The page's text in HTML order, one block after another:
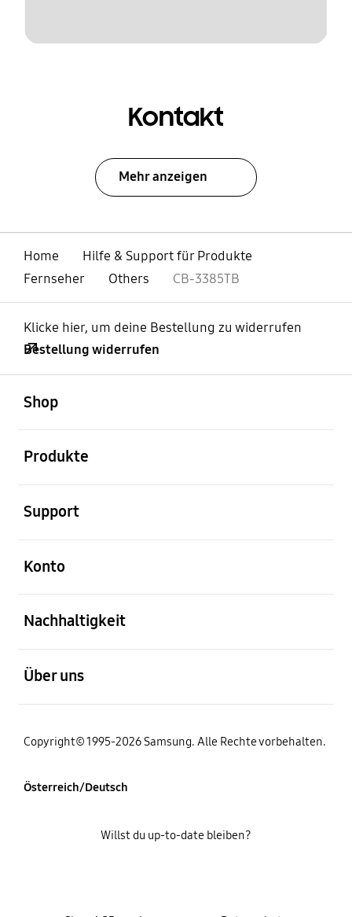
Kontakt
Mehr anzeigen
Home
Hilfe & Support für Produkte
Fernseher
Others CB-3385TB
Klicke hier, um deine Bestellung zu widerrufen
Bestellung widerrufen
Shop
Produkte
Support
Konto
Nachhaltigkeit
Über uns
Copyright© 1995-2026 Samsung. Alle Rechte vorbehalten.
Österreich/Deutsch
Willst du up-to-date bleiben?